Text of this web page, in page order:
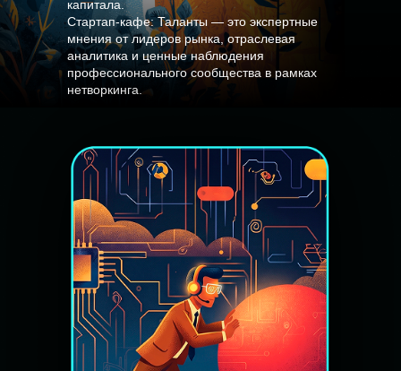
капитала.
Стартап-кафе: Таланты — это экспертные
мнения от лидеров рынка, отраслевая
аналитика и ценные наблюдения
профессионального сообщества в рамках
нетворкинга.